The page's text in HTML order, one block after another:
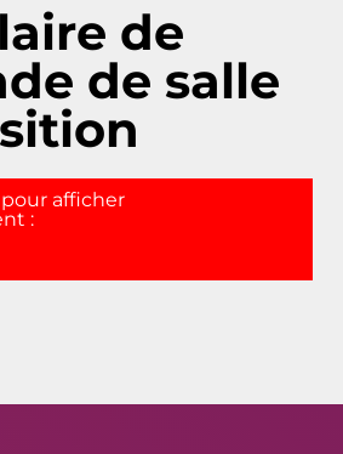
de
de salle
afficher
: